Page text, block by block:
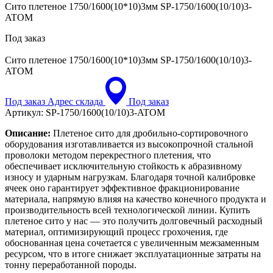
Сито плетеное 1750/1600(10*10)3мм SP-1750/1600(10/10)3-
ATOM
Под заказ
Сито плетеное 1750/1600(10*10)3мм SP-1750/1600(10/10)3-
ATOM
Под заказ Адрес склада
Под заказ
Артикул: SP-1750/1600(10/10)3-ATOM
Описание: Плетеное сито для дробильно-сортировочного
оборудования изготавливается из высокопрочной стальной
проволоки методом перекрестного плетения, что
обеспечивает исключительную стойкость к абразивному
износу и ударным нагрузкам. Благодаря точной калибровке
ячеек оно гарантирует эффективное фракционирование
материала, напрямую влияя на качество конечного продукта и
производительность всей технологической линии. Купить
плетеное сито у нас — это получить долговечный расходный
материал, оптимизирующий процесс грохочения, где
обоснованная цена сочетается с увеличенным межзаменным
ресурсом, что в итоге снижает эксплуатационные затраты на
тонну переработанной породы.